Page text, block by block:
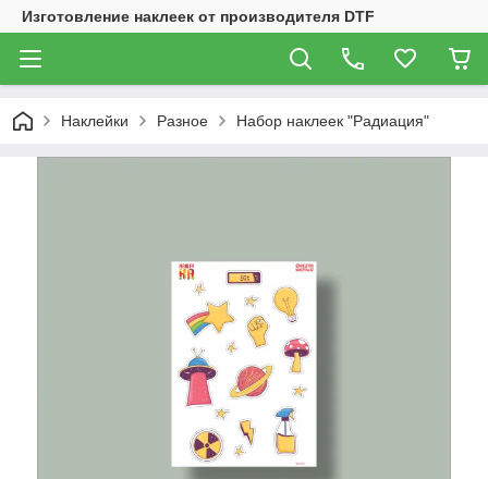
Изготовление наклеек от производителя DTF
Наклейки Разное Набор наклеек "Радиация"